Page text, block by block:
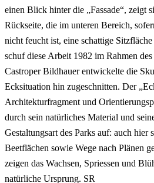
einen Blick hinter die „Fassade“, zeigt
Rückseite, die im unteren Bereich,
nicht feucht ist, eine schattige
schuf diese Arbeit 1982 im Rahmen
Castroper Bildhauer entwickelte die
Ecksituation hin zugeschnitten. Der
Architekturfragment und
durch sein natürliches Material und
Gestaltungsart des Parks auf: auch hier
Beetflächen sowie Wege nach Plänen
zeigen das Wachsen, Spriessen und
natürliche Ursprung. SR